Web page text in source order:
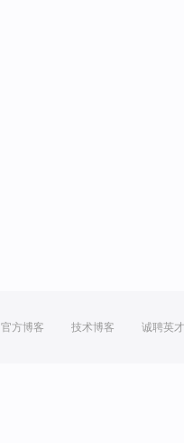
官方博客 技术博客 诚聘英才